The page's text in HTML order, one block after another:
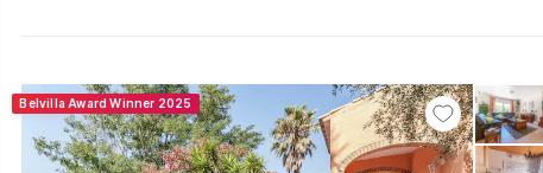
Belvilla Award Winner 2025